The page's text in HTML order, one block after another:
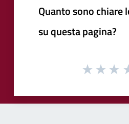
Quanto sono chiare
su questa pagina?